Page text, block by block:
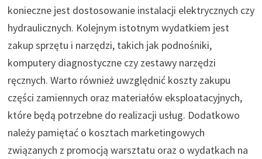
konieczne jest dostosowanie instalacji elektrycznych czy
hydraulicznych. Kolejnym istotnym wydatkiem jest
zakup sprzętu i narzędzi, takich jak podnośniki,
komputery diagnostyczne czy zestawy narzędzi
ręcznych. Warto również uwzględnić koszty zakupu
części zamiennych oraz materiałów eksploatacyjnych,
które będą potrzebne do realizacji usług. Dodatkowo
należy pamiętać o kosztach marketingowych
związanych z promocją warsztatu oraz o wydatkach na